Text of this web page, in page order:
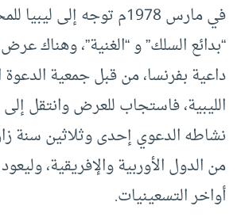
في مارس 1978م توجه إلى
“بدائع السلك” و “الغنية”، وهناك
داعية بفرنسا، من قبل جمعية الدعوة
الليبية، فاستجاب للعرض وانتقل
نشاطه الدعوي إحدى وثلاثين سنة
من الدول الأوربية والإفريقية،
أواخر التسعينيات.